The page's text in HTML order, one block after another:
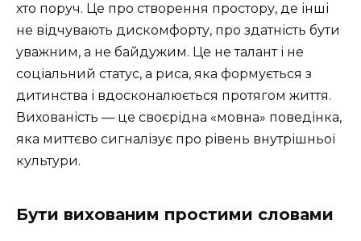
хто поруч. Це про створення простору, де інші
не відчувають дискомфорту, про здатність бути
уважним, а не байдужим. Це не талант і не
соціальний статус, а риса, яка формується з
дитинства і вдосконалюється протягом життя.
Вихованість — це своєрідна «мовна» поведінка,
яка миттєво сигналізує про рівень внутрішньої
культури.
Бути вихованим простими словами